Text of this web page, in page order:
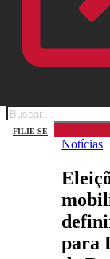
FILIE-SE
Notícias
para